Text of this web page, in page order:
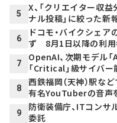
5
X、「クリエイター収
ナル投稿」に絞った新
6
ドコモ・バイクシェア
ず 8月1日以降の利用
7
OpenAI、次期モデル
「Critical」級サイバ
8
西鉄福岡（天神）駅
有名YouTuberの音声
9
防衛装備庁、ITコンサ
委託